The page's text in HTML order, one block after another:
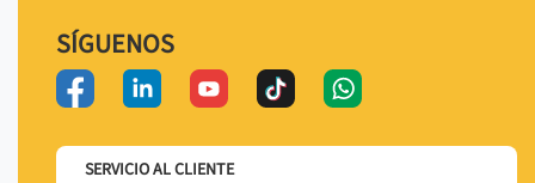
SÍGUENOS
SERVICIO AL CLIENTE